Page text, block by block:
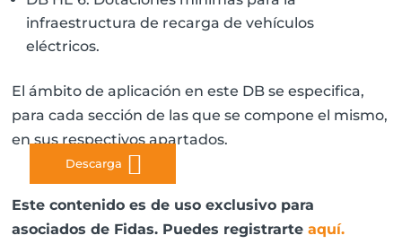
infraestructura de recarga de vehículos
eléctricos.
El ámbito de aplicación en este DB se especifica,
para cada sección de las que se compone el mismo,
en sus respectivos apartados.
Descarga
Este contenido es de uso exclusivo para
asociados de Fidas. Puedes registrarteaquí.